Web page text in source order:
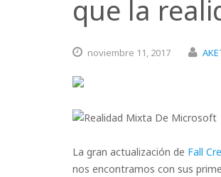
que la
noviembre 11, 2017
La gran actualización de Fall
nos encontramos con sus